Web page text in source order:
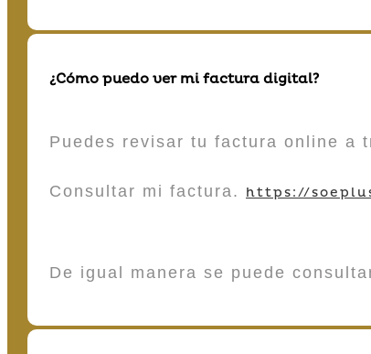
¿Cómo puedo ver mi factura digital?
Puedes revisar tu factura online a
Consultar mi factura. https://
De igual manera se puede